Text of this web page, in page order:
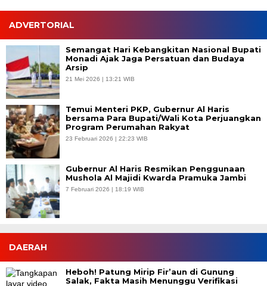
ADVERTORIAL
Semangat Hari Kebangkitan Nasional Bupati
Monadi Ajak Jaga Persatuan dan Budaya
Arsip
21 Mei 2026 | 13:21 WIB
Temui Menteri PKP, Gubernur Al Haris
bersama Para Bupati/Wali Kota Perjuangkan
Program Perumahan Rakyat
23 Februari 2026 | 22:23 WIB
Gubernur Al Haris Resmikan Penggunaan
Mushola Al Majidi Kwarda Pramuka Jambi
7 Februari 2026 | 18:19 WIB
DAERAH
Heboh! Patung Mirip Fir’aun di Gunung
Salak, Fakta Masih Menunggu Verifikasi